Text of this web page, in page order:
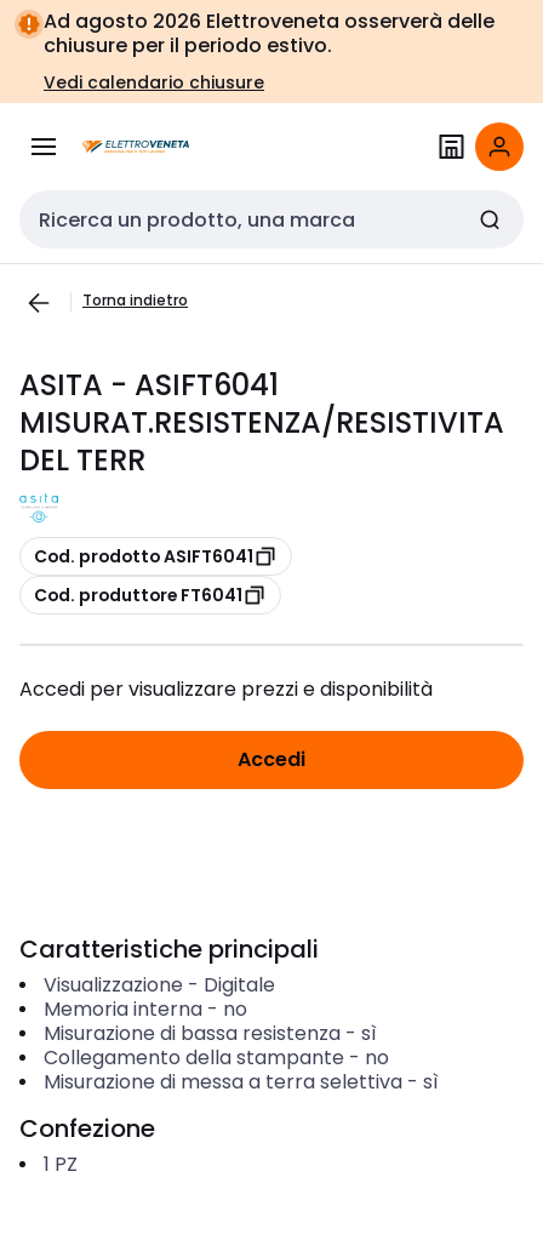
Vai alla
navigazione
Vai
alla
pagina
Ad agosto 2026 Elettroveneta osserverà delle
chiusure per il periodo estivo.
Vedi calendario chiusure
Cerca input
Torna indietro
ASITA - ASIFT6041
MISURAT.RESISTENZA/RESISTIVITA
DEL TERR
copia
Cod. prodotto ASIFT6041
copia
Cod. produttore FT6041
Accedi per visualizzare prezzi e disponibilità
Accedi
Caratteristiche principali
Visualizzazione - Digitale
Memoria interna- no
Misurazione di bassa resistenza- sì
Collegamento della stampante - no
Misurazione di messa a terra selettiva- sì
Confezione
1 PZ